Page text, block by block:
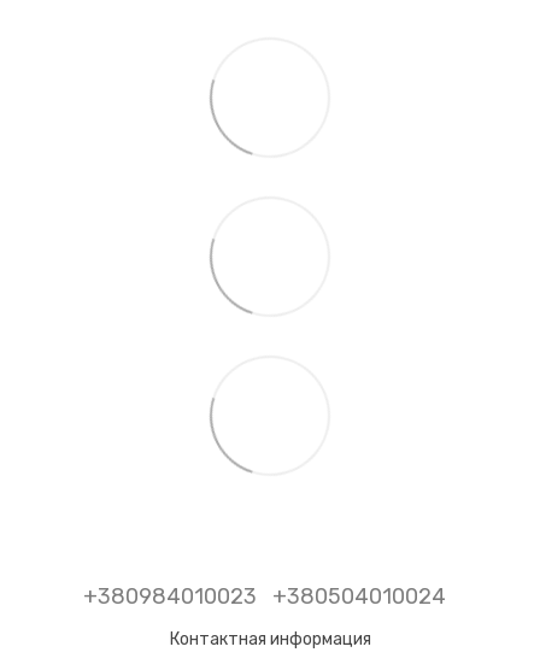
+380984010023 +380504010024
Контактная информация